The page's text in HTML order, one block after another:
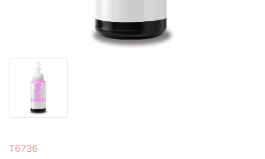
T6736